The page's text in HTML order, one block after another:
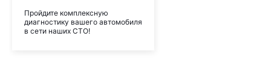
Пройдите комплексную
диагностику вашего автомобиля
в сети наших СТО!